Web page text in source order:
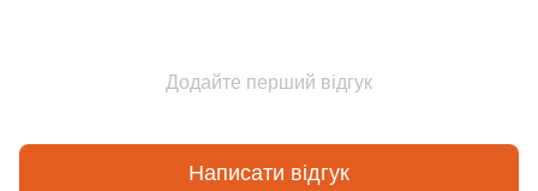
Додайте перший відгук
Написати відгук